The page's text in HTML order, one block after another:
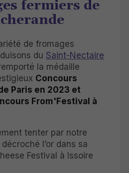
fermiers de
de fromages
du Saint-Nectaire
la médaille
Concours
Paris en 2023 et
From'Festival à
tenter par notre
l’or dans sa
Festival à Issoire